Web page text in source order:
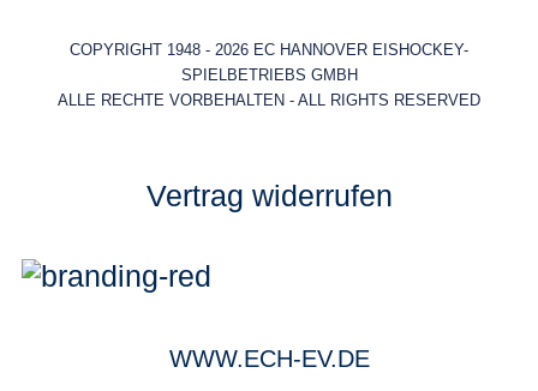
COPYRIGHT 1948 - 2026 EC HANNOVER EISHOCKEY-
SPIELBETRIEBS GMBH
ALLE RECHTE VORBEHALTEN - ALL RIGHTS RESERVED
Vertrag widerrufen
WWW.ECH-EV.DE